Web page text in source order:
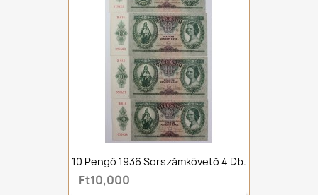
10 Pengő 1936 Sorszámkövető 4 Db.
Ft10,000